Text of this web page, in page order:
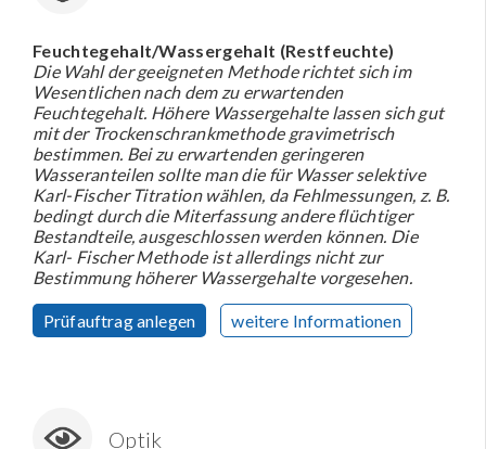
Feuchtegehalt/Wassergehalt (Restfeuchte)
Die Wahl der geeigneten Methode richtet sich im
Wesentlichen nach dem zu erwartenden
Feuchtegehalt. Höhere Wassergehalte lassen sich gut
mit der Trockenschrankmethode gravimetrisch
bestimmen. Bei zu erwartenden geringeren
Wasseranteilen sollte man die für Wasser selektive
Karl-Fischer Titration wählen, da Fehlmessungen, z. B.
bedingt durch die Miterfassung andere flüchtiger
Bestandteile, ausgeschlossen werden können. Die
Karl- Fischer Methode ist allerdings nicht zur
Bestimmung höherer Wassergehalte vorgesehen.
Prüfauftrag anlegen weitere Informationen
Optik